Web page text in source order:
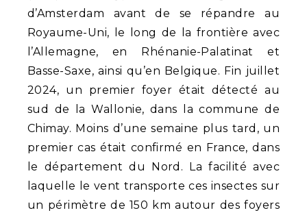
d’Amsterdam avant de se répandre au
Royaume-Uni, le long de la frontière avec
l’Allemagne, en Rhénanie-Palatinat et
Basse-Saxe, ainsi qu’en Belgique. Fin juillet
2024, un premier foyer était détecté au
sud de la Wallonie, dans la commune de
Chimay. Moins d’une semaine plus tard, un
premier cas était confirmé en France, dans
le département du Nord. La facilité avec
laquelle le vent transporte ces insectes sur
un périmètre de 150 km autour des foyers